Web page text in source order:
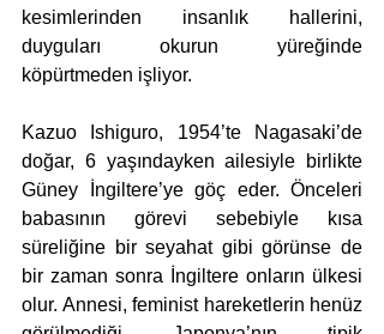
kesimlerinden insanlık hallerini,
duyguları okurun yüreğinde
köpürtmeden işliyor.
Kazuo Ishiguro, 1954’te Nagasaki’de
doğar, 6 yaşındayken ailesiyle birlikte
Güney İngiltere’ye göç eder. Önceleri
babasının görevi sebebiyle kısa
süreliğine bir seyahat gibi görünse de
bir zaman sonra İngiltere onların ülkesi
olur. Annesi, feminist hareketlerin henüz